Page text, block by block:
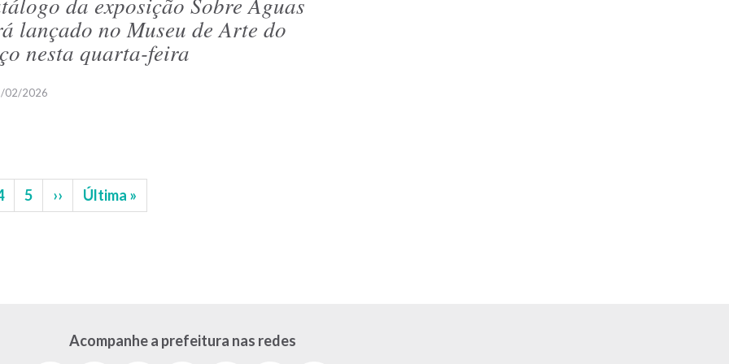
lançado no Museu de Arte do
nesta quarta-feira
02/2026
Página
5
Próxima
página
››
Última
página
Última »
Acompanhe a prefeitura nas redes